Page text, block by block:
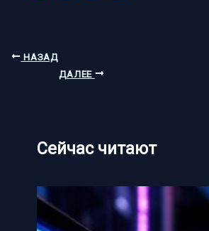
НАЗАД
ДАЛЕЕ
Сейчас читают